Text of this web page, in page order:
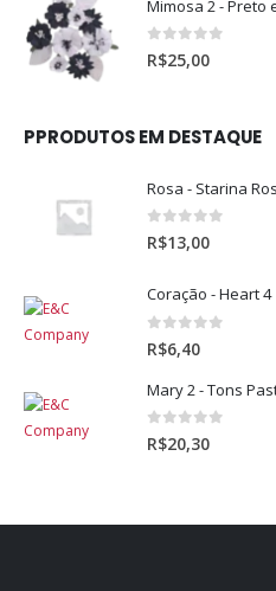
Mimosa 2 - Preto
0 out of 5
R$25,00
PPRODUTOS EM DESTAQUE
Rosa - Starina
0 out of 5
R$13,00
Coração - Heart 4
0 out of 5
R$6,40
Mary 2 - Tons
0 out of 5
R$20,30